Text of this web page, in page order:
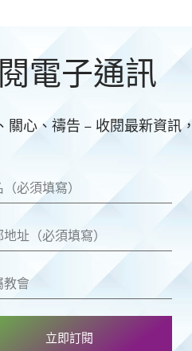
電子通訊
關心、禱告 – 收閱最新資訊
立即訂閱